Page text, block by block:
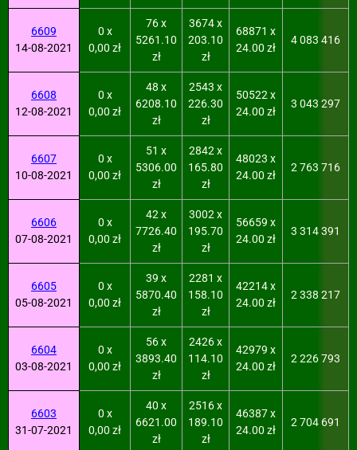
6609
14-08-2021
0 x
0,00 zł
76 x
5261.10
zł
3674 x
203.10
zł
68871 x
24.00 zł
4 083 416
6608
12-08-2021
0 x
0,00 zł
48 x
6208.10
zł
2543 x
226.30
zł
50522 x
24.00 zł
3 043 297
6607
10-08-2021
0 x
0,00 zł
51 x
5306.00
zł
2842 x
165.80
zł
48023 x
24.00 zł
2 763 716
6606
07-08-2021
0 x
0,00 zł
42 x
7726.40
zł
3002 x
195.70
zł
56659 x
24.00 zł
3 314 391
6605
05-08-2021
0 x
0,00 zł
39 x
5870.40
zł
2281 x
158.10
zł
42214 x
24.00 zł
2 338 217
6604
03-08-2021
0 x
0,00 zł
56 x
3893.40
zł
2426 x
114.10
zł
42979 x
24.00 zł
2 226 793
6603
31-07-2021
0 x
0,00 zł
40 x
6621.00
zł
2516 x
189.10
zł
46387 x
24.00 zł
2 704 691